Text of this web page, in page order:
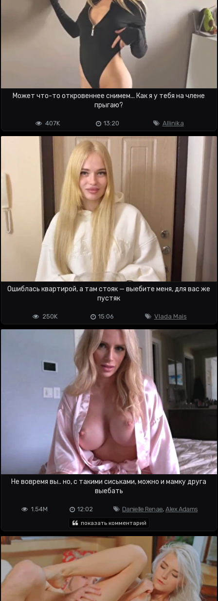
Может что-то откровеннее снимем... Как я у тебя на члене
прыгаю?
Allinika
13:20
407K
Ошиблась квартирой, а там стояк — выебите меня, для вас же
пустяк
Vlada Mais
15:06
250K
Не вовремя вы.. но, с такими сиськами, можно и мамку друга
выебать
Danielle Renae,Alex Adams
12:02
1.54M
показать комментарий